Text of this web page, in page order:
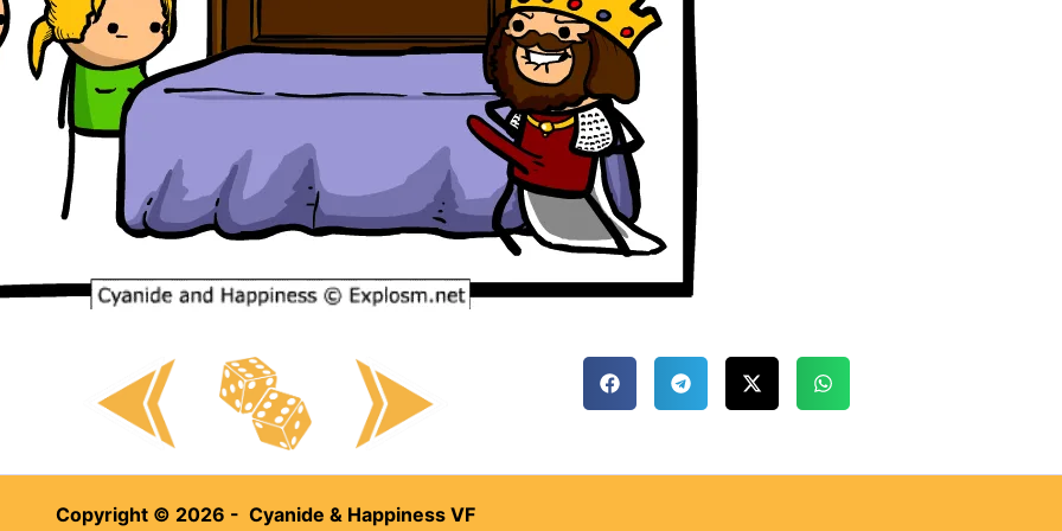
Copyright © 2026 - Cyanide & Happiness VF